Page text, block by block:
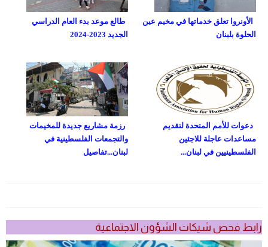
طالع موعد بدء العام الدراسي
الجديد 2023-2024
الأونروا تعلق خدماتها في مخيم عين
الحلوة بلبنان
رزمة مشاريع جديدة للمخيمات
والتجمعات الفلسطينية في
لبنان...تفاصيل
دعوات للأمم المتحدة لتقديم
مساعدات عاجلة للاجئين
الفلسطينيين في لبنان...
رابط فحص شيكات الشؤون الاجتماعية